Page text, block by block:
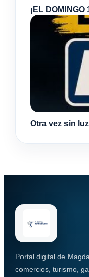
¡EL
Otra vez sin
Portal digital de
comercios, turismo,